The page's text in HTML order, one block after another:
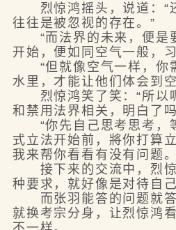
烈惊鸿摇头，说道：“
往往是被忽视的存在。”
“而法界的未来，便是
开始，便如同空气一般，
“但就像空气一样，你
水里，才能让他们体会到
烈惊鸿笑了笑：“所以
和禁用法界相关，明白了
“你先自己思考思考，
式立法开始前，將你打算
我来帮你看看有没有问题
接下来的交流中，烈惊
种要求，就好像是对待自
而张羽能答的问题就答
就换考宗分身，让烈惊鸿